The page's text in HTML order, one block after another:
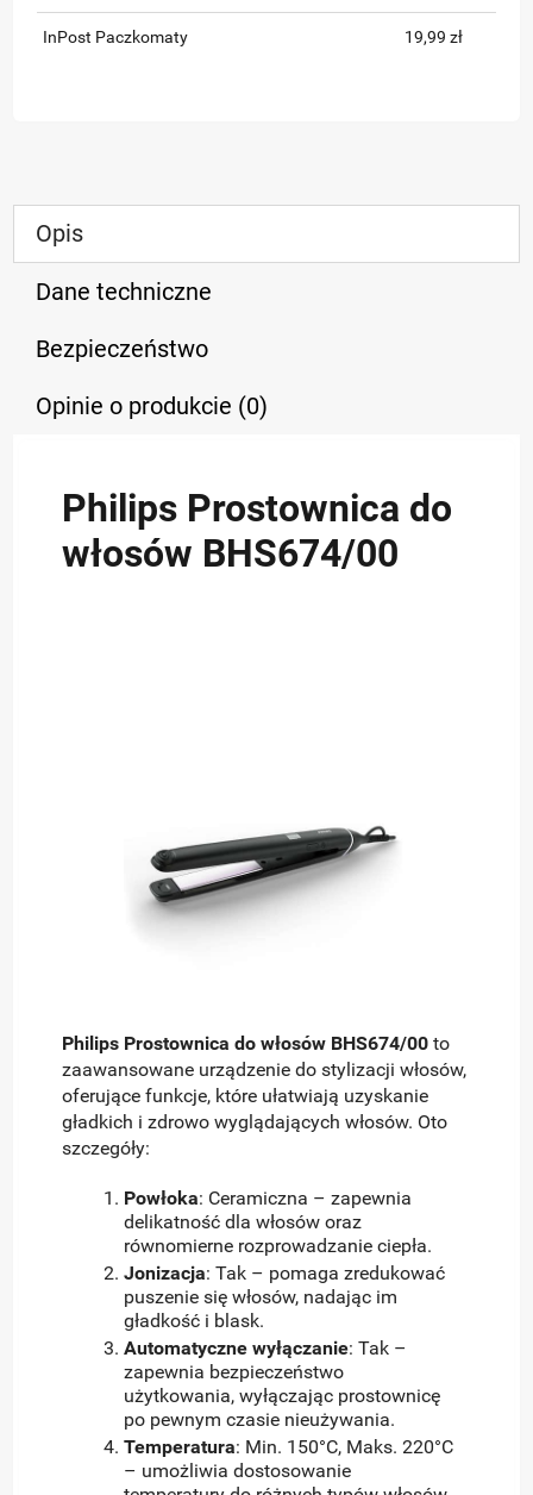
InPost Paczkomaty 19,99 zł
Opis
Dane techniczne
Bezpieczeństwo
Opinie o produkcie (0)
Philips Prostownica do
włosów BHS674/00
Philips Prostownica do włosów BHS674/00 to
zaawansowane urządzenie do stylizacji włosów,
oferujące funkcje, które ułatwiają uzyskanie
gładkich i zdrowo wyglądających włosów. Oto
szczegóły:
Powłoka: Ceramiczna – zapewnia
delikatność dla włosów oraz
równomierne rozprowadzanie ciepła.
Jonizacja: Tak – pomaga zredukować
puszenie się włosów, nadając im
gładkość i blask.
Automatyczne wyłączanie: Tak –
zapewnia bezpieczeństwo
użytkowania, wyłączając prostownicę
po pewnym czasie nieużywania.
Temperatura: Min. 150°C, Maks. 220°C
– umożliwia dostosowanie